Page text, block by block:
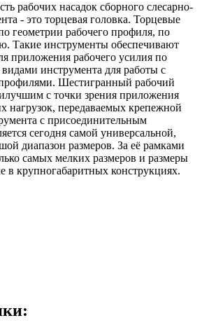
рабочих насадок сборного слесарно-
- это торцевая головка. Торцевые
геометрии рабочего профиля, по
Такие инструменты обеспечивают
приложения рабочего усилия по
инструмента для работы с
Шестигранный рабочий
с точки зрения приложения
нагрузок, передаваемых крепежной
с присоединительным
сегодня самой универсальной,
диапазон размеров. За её рамками
самых мелких размеров и размеры
в крупногабаритных конструкциях.